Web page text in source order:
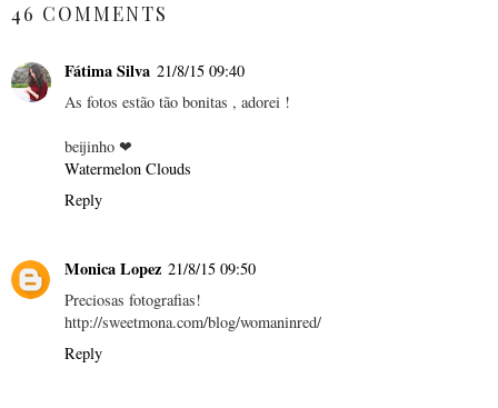
46 COMMENTS
Fátima Silva 21/8/15 09:40
As fotos estão tão bonitas , adorei !
beijinho ❤
Watermelon Clouds
Reply
Monica Lopez 21/8/15 09:50
Preciosas fotografias!
http://sweetmona.com/blog/womaninred/
Reply